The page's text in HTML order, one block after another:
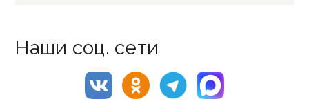
Наши соц. сети